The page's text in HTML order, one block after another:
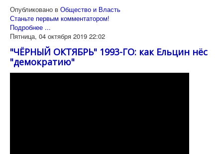
Опубликовано в Общество и Власть
Станьте первым комментатором!
Подробнее ...
Пятница, 04 октября 2019 22:02
"ЧЁРНЫЙ ОКТЯБРЬ" 1993-ГО: как Ельцин нёс
"демократию"